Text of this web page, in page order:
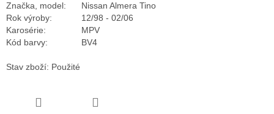
Značka, model:
Nissan Almera Tino
Rok výroby:
12/98 - 02/06
Karosérie:
MPV
Kód barvy:
BV4
Stav zboží: Použité